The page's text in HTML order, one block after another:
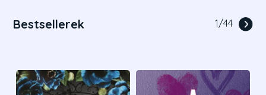
Bestsellerek 1/44